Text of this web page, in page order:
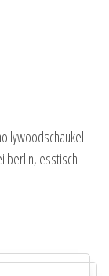
berlin, esstisch